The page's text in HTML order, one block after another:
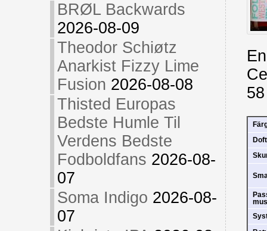
BRØL Backwards
2026-08-09
Theodor Schiøtz
Anarkist Fizzy Lime
Fusion 2026-08-08
Thisted Europas
Bedste Humle Til
Verdens Bedste
Fodboldfans 2026-08-
07
Soma Indigo 2026-08-
07
Doft